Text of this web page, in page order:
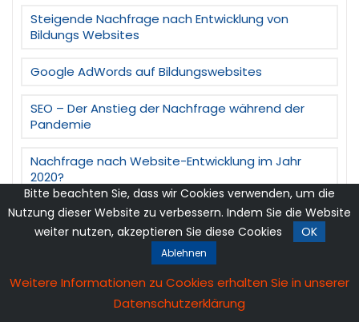
Steigende Nachfrage nach Entwicklung von
Bildungs Websites
Google AdWords auf Bildungswebsites
SEO – Der Anstieg der Nachfrage während der
Pandemie
Nachfrage nach Website-Entwicklung im Jahr
2020?
Wie mache ich eine Website SEO-freundlich?
Anforderungen an die App-Entwicklung während
Google AdWords – Bedeutung dieser Pandemie
Bitte beachten Sie, dass wir Cookies verwenden, um die
Nutzung dieser Website zu verbessern. Indem Sie die Website
weiter nutzen, akzeptieren Sie diese Cookies
OK
Ablehnen
Weitere Informationen zu Cookies erhalten Sie in unserer
Datenschutzerklärung